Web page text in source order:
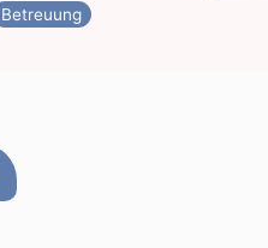
Betreuung